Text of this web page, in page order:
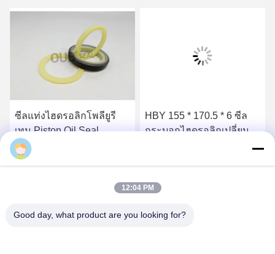
ซีลแท่งไฮดรอลิกโพลียูรี
เทน Piston Oil Seal
6J9178 5J5020
HBY 155 * 170.5 * 6 ซีล
กระบอกไฮดรอลิกเปลี่ยน
12:04 PM
Good day, what product are you looking for?